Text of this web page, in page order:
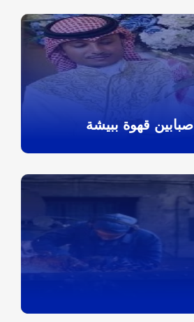
قهوة ببيشة